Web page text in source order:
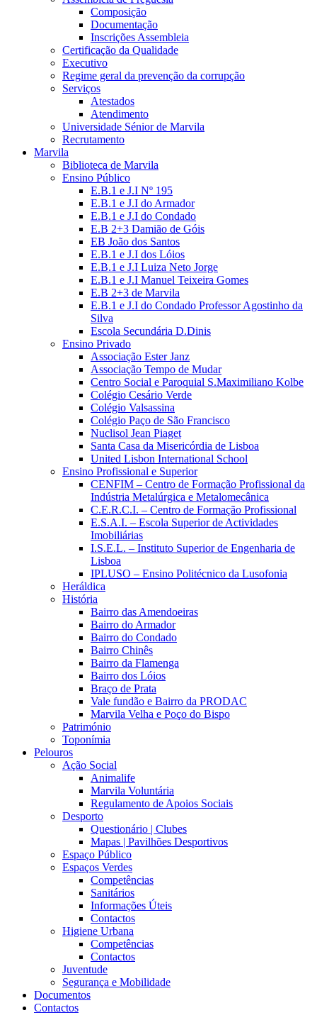
Composição
Documentação
Inscrições Assembleia
Certificação da Qualidade
Executivo
Regime geral da prevenção da corrupção
Serviços
Atestados
Atendimento
Universidade Sénior de Marvila
Recrutamento
Marvila
Biblioteca de Marvila
Ensino Público
E.B.1 e J.I Nº 195
E.B.1 e J.I do Armador
E.B.1 e J.I do Condado
E.B 2+3 Damião de Góis
EB João dos Santos
E.B.1 e J.I dos Lóios
E.B.1 e J.I Luiza Neto Jorge
E.B.1 e J.I Manuel Teixeira Gomes
E.B 2+3 de Marvila
E.B.1 e J.I do Condado Professor Agostinho da
Silva
Escola Secundária D.Dinis
Ensino Privado
Associação Ester Janz
Associação Tempo de Mudar
Centro Social e Paroquial S.Maximiliano Kolbe
Colégio Cesário Verde
Colégio Valsassina
Colégio Paço de São Francisco
Nuclisol Jean Piaget
Santa Casa da Misericórdia de Lisboa
United Lisbon International School
Ensino Profissional e Superior
CENFIM – Centro de Formação Profissional da
Indústria Metalúrgica e Metalomecânica
C.E.R.C.I. – Centro de Formação Profissional
E.S.A.I. – Escola Superior de Actividades
Imobiliárias
I.S.E.L. – Instituto Superior de Engenharia de
Lisboa
IPLUSO – Ensino Politécnico da Lusofonia
Heráldica
História
Bairro das Amendoeiras
Bairro do Armador
Bairro do Condado
Bairro Chinês
Bairro da Flamenga
Bairro dos Lóios
Braço de Prata
Vale fundão e Bairro da PRODAC
Marvila Velha e Poço do Bispo
Património
Toponímia
Pelouros
Ação Social
Animalife
Marvila Voluntária
Regulamento de Apoios Sociais
Desporto
Questionário | Clubes
Mapas | Pavilhões Desportivos
Espaço Público
Espaços Verdes
Competências
Sanitários
Informações Úteis
Contactos
Higiene Urbana
Competências
Contactos
Juventude
Segurança e Mobilidade
Documentos
Contactos